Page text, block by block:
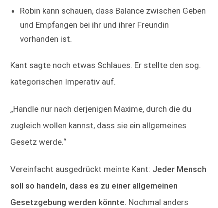
Robin kann schauen, dass Balance zwischen Geben
und Empfangen bei ihr und ihrer Freundin
vorhanden ist.
Kant sagte noch etwas Schlaues. Er stellte den sog.
kategorischen Imperativ auf.
„Handle nur nach derjenigen Maxime, durch die du
zugleich wollen kannst, dass sie ein allgemeines
Gesetz werde.“
Vereinfacht ausgedrückt meinte Kant: Jeder Mensch
soll so handeln, dass es zu einer allgemeinen
Gesetzgebung werden könnte. Nochmal anders